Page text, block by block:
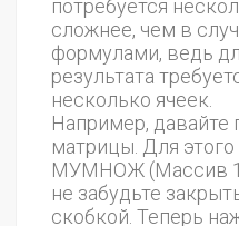
потребуется
сложнее, чем в
формулами, ведь
результата
несколько ячеек.
Например,
матрицы. Для
МУМНОЖ (Массив
не забудьте
скобкой. Теперь